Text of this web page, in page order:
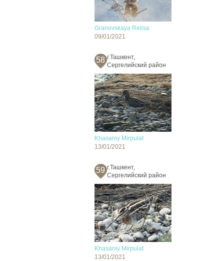
Granovskaya Relisa
09/01/2021
58 г.Ташкент,
Сергелийский район
Khasaniy Mirpulat
13/01/2021
59 г.Ташкент,
Сергелийский район
Khasaniy Mirpulat
13/01/2021